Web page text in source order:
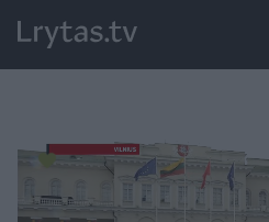
Paremkite Ukrainą